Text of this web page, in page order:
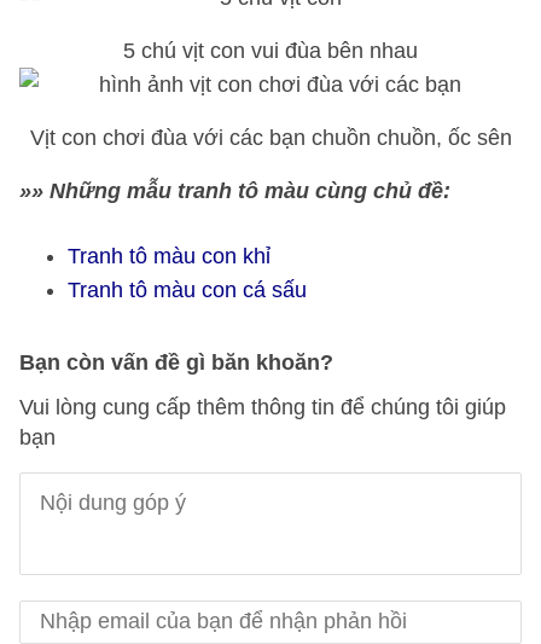
5 chú vịt con vui đùa bên nhau
Vịt con chơi đùa với các bạn chuồn chuồn, ốc sên
»» Những mẫu tranh tô màu cùng chủ đề:
Tranh tô màu con khỉ
Tranh tô màu con cá sấu
Bạn còn vấn đề gì băn khoăn?
Vui lòng cung cấp thêm thông tin để chúng tôi giúp
bạn